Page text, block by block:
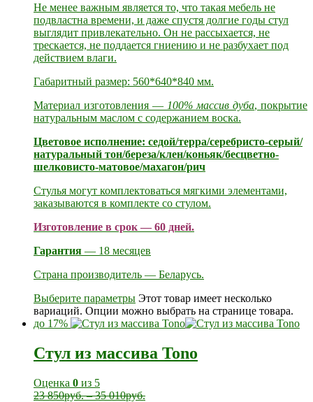
Не менее важным является то, что такая мебель не
подвластна времени, и даже спустя долгие годы стул
выглядит привлекательно. Он не рассыхается, не
трескается, не поддается гниению и не разбухает под
действием влаги.
Габаритный размер: 560*640*840 мм.
Материал изготовления — 100% массив дуба, покрытие
натуральным маслом с содержанием воска.
Цветовое исполнение: седой/терра/серебристо-серый/
натуральный тон/береза/клен/коньяк/бесцветно-
шелковисто-матовое/махагон/рич
Стулья могут комплектоваться мягкими элементами,
заказываются в комплекте со стулом.
Изготовление в срок — 60 дней.
Гарантия — 18 месяцев
Страна производитель — Беларусь.
Выберите параметры Этот товар имеет несколько
вариаций. Опции можно выбрать на странице товара.
до 17%
Стул из массива Tono
Оценка 0 из 5
23 850руб.–35 010руб.